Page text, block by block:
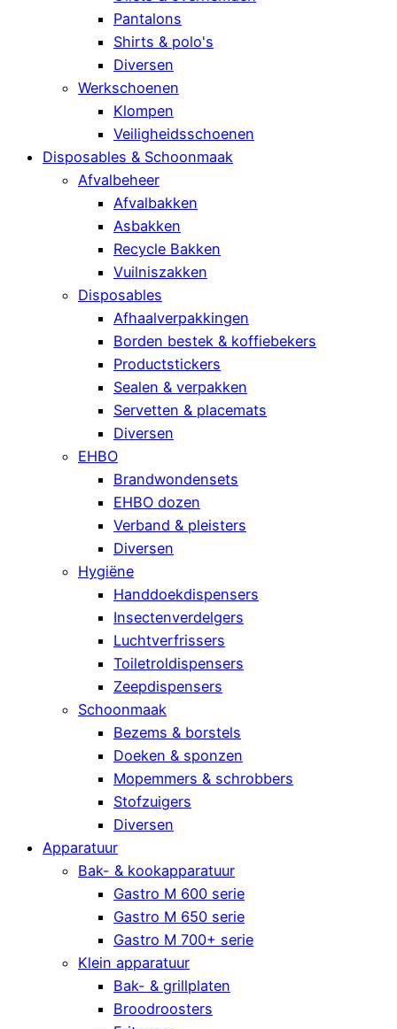
Pantalons
Shirts & polo's
Diversen
Werkschoenen
Klompen
Veiligheidsschoenen
Disposables & Schoonmaak
Afvalbeheer
Afvalbakken
Asbakken
Recycle Bakken
Vuilniszakken
Disposables
Afhaalverpakkingen
Borden bestek & koffiebekers
Productstickers
Sealen & verpakken
Servetten & placemats
Diversen
EHBO
Brandwondensets
EHBO dozen
Verband & pleisters
Diversen
Hygiëne
Handdoekdispensers
Insectenverdelgers
Luchtverfrissers
Toiletroldispensers
Zeepdispensers
Schoonmaak
Bezems & borstels
Doeken & sponzen
Mopemmers & schrobbers
Stofzuigers
Diversen
Apparatuur
Bak- & kookapparatuur
Gastro M 600 serie
Gastro M 650 serie
Gastro M 700+ serie
Klein apparatuur
Bak- & grillplaten
Broodroosters